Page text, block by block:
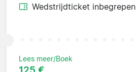
Wedstrijdticket inbegrepen
Lees meer/Boek